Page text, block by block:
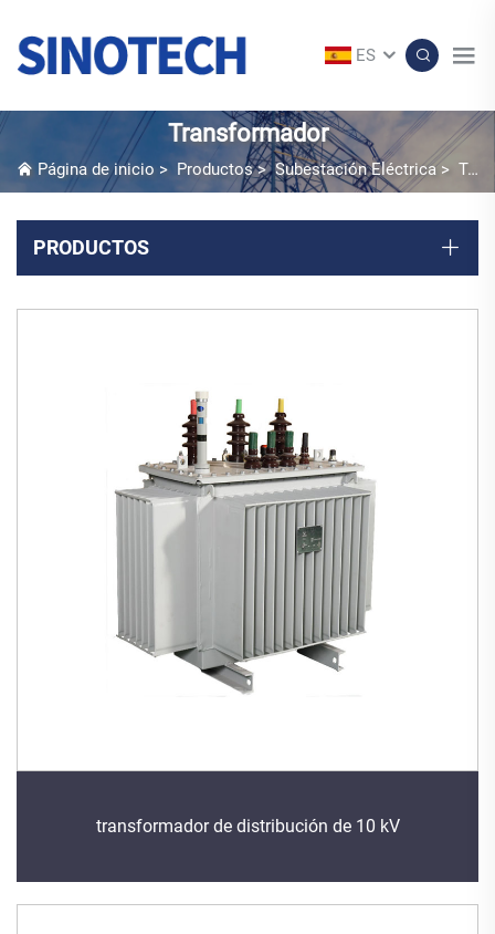
ES
Transformador
Página de inicio > Productos>Subestación Eléctrica> Transformador
PRODUCTOS
transformador de distribución de 10 kV